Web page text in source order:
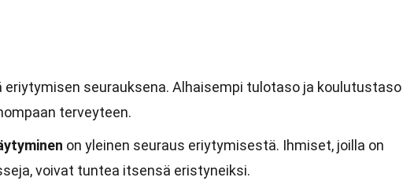
eriytymisen seurauksena. Alhaisempi tulotaso ja koulutustaso
terveyteen.
on yleinen seuraus eriytymisestä. Ihmiset, joilla on
voivat tuntea itsensä eristyneiksi.